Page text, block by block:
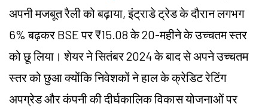
अपनी मजबूत रैली को बढ़ाया, इंट्राडे ट्रेड के दौरान लगभग
6% बढ़कर BSE पर ₹15.08 के 20-महीने के उच्चतम स्तर
को छू लिया। शेयर ने सितंबर 2024 के बाद से अपने उच्चतम
स्तर को छुआ क्योंकि निवेशकों ने हाल के क्रेडिट रेटिंग
अपग्रेड और कंपनी की दीर्घकालिक विकास योजनाओं पर